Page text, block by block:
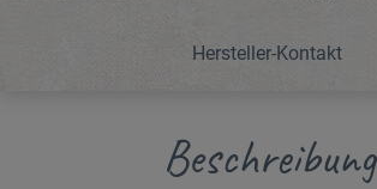
Hersteller-Kontakt
Beschreibung